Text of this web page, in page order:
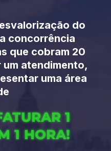
do
concorrência
que cobram 20
um atendimento,
uma área
1
1 HORA!